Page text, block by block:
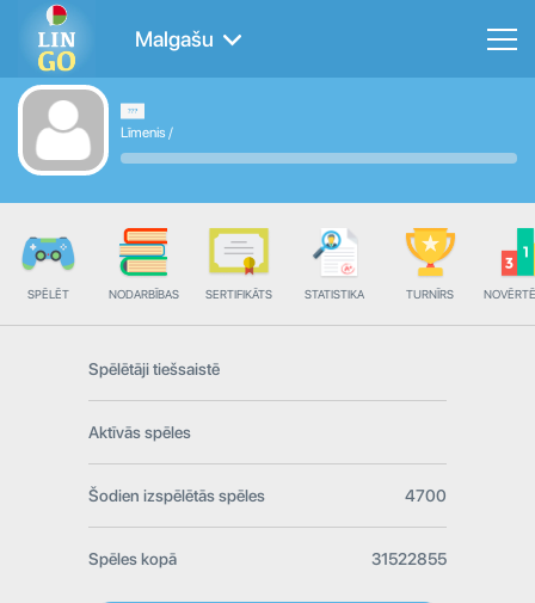
Malgašu
Līmenis /
SPĒLĒT NODARBĪBAS SERTIFIKĀTS STATISTIKA TURNĪRS
Spēlētāji tiešsaistē
Aktīvās spēles
Šodien izspēlētās spēles 4700
Spēles kopā 31522855